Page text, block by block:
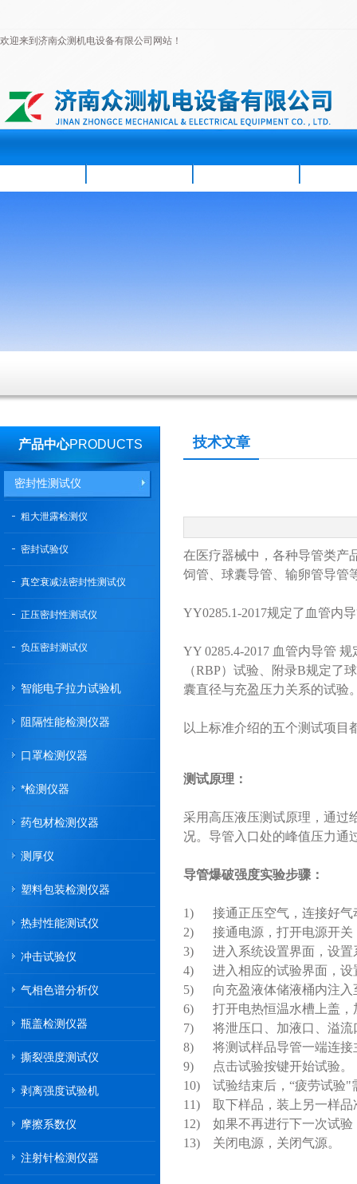
欢迎来到济南众测机电设备有限公司网站！
产品中心PRODUCTS
密封性测试仪
粗大泄露检测仪
密封试验仪
真空衰减法密封性测试仪
正压密封性测试仪
负压密封测试仪
智能电子拉力试验机
阻隔性能检测仪器
口罩检测仪器
*检测仪器
药包材检测仪器
测厚仪
塑料包装检测仪器
热封性能测试仪
冲击试验仪
气相色谱分析仪
瓶盖检测仪器
撕裂强度测试仪
剥离强度试验机
摩擦系数仪
注射针检测仪器
技术文章
在医疗器械中，各种导管类产
饲管、球囊导管、输卵管导管
YY0285.1-2017规定了血管内
YY 0285.4-2017 血管内导管
（RBP）试验、附录B规定了
囊直径与充盈压力关系的试验
以上标准介绍的五个测试项目
测试原理：
采用高压液压测试原理，通过
况。导管入口处的峰值压力通
导管爆破强度实验步骤：
1) 接通正压空气，连接好气
2) 接通电源，打开电源开关
3) 进入系统设置界面，设置
4) 进入相应的试验界面，设
5) 向充盈液体储液桶内注入
6) 打开电热恒温水槽上盖，
7) 将泄压口、加液口、溢流
8) 将测试样品导管一端连接
9) 点击试验按键开始试验。
10) 试验结束后，“疲劳试验"
11) 取下样品，装上另一样品
12) 如果不再进行下一次试验
13) 关闭电源，关闭气源。